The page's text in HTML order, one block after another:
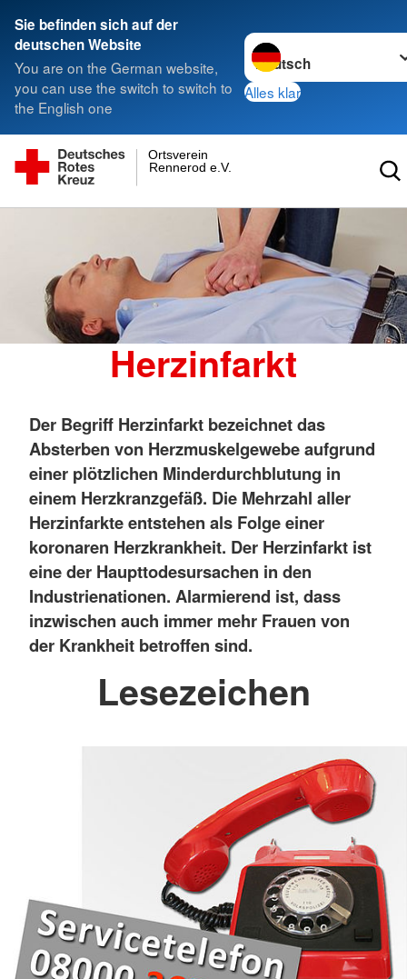
Sie befinden sich auf der
deutschen Website
You are on the German website,
you can use the switch to switch to
the English one
Sprache wechseln zu
Alles klar
Rennerod e.V.
Ortsverein
Herzinfarkt
Der Begriff Herzinfarkt bezeichnet das
Absterben von Herzmuskelgewebe aufgrund
einer plötzlichen Minderdurchblutung in
einem Herzkranzgefäß. Die Mehrzahl aller
Herzinfarkte entstehen als Folge einer
koronaren Herzkrankheit. Der Herzinfarkt ist
eine der Haupttodesursachen in den
Industrienationen. Alarmierend ist, dass
inzwischen auch immer mehr Frauen von
der Krankheit betroffen sind.
Lesezeichen